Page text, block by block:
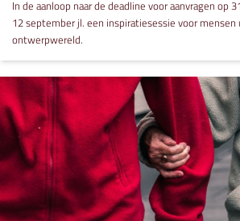
In de aanloop naar de deadline voor aanvragen op
12 september jl. een inspiratiesessie voor mensen
ontwerpwereld.